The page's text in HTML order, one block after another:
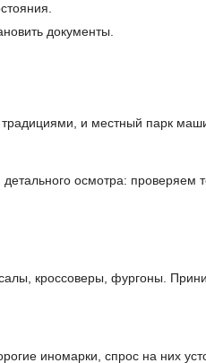
документы.
и местный парк
осмотра: проверяем
кроссоверы, фургоны.
иномарки, спрос на них